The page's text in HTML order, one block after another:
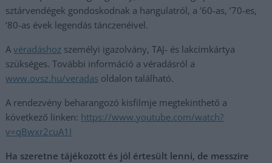
sztárvendégek gondoskodnak a hangulatról, a ’60-as, ’70-es,
’80-as évek legendás tánczenéivel.
Avéradáshoz személyi igazolvány, TAJ- és lakcímkártya
szükséges. További információ a véradásról a
www.ovsz.hu/veradas oldalon található.
A rendezvény beharangozó kisfilmje megtekinthető a
következő linken: https://www.youtube.com/watch?
v=qBwxr2cuA1I
Ha szeretne tájékozott és jól értesült lenni, de messzire